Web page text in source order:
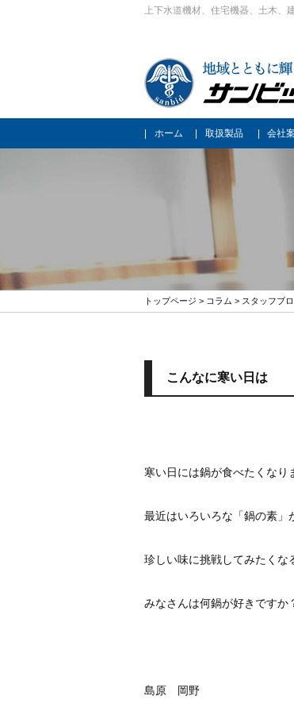
上下水道機材、住宅機器、土木
ホーム 取扱製品 会社
トップページ > コラム > スタッフブ
こんなに寒い日は
寒い日には鍋が食べたくなり
最近はいろいろな「鍋の素」
珍しい味に挑戦してみたくな
みなさんは何鍋が好きですか
島原 岡野